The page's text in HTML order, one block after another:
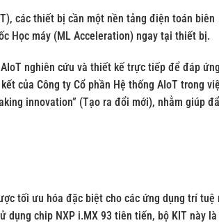
các thiết bị cần một nền tảng điện toán biên
Học máy (ML Acceleration) ngay tại thiết bị.
nghiên cứu và thiết kế trực tiếp để đáp
của Công ty Cổ phần Hệ thống AIoT trong
innovation” (Tạo ra đổi mới), nhằm giúp
tối ưu hóa đặc biệt cho các ứng dụng trí tuệ
dụng chip NXP i.MX 93 tiên tiến, bộ KIT này là